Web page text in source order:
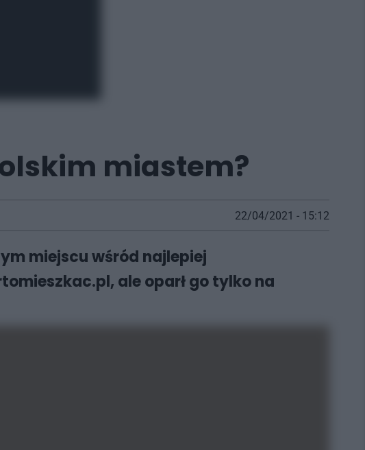
miastem?
22/04/2021 - 15:12
miejscu wśród najlepiej
ale oparł go tylko na